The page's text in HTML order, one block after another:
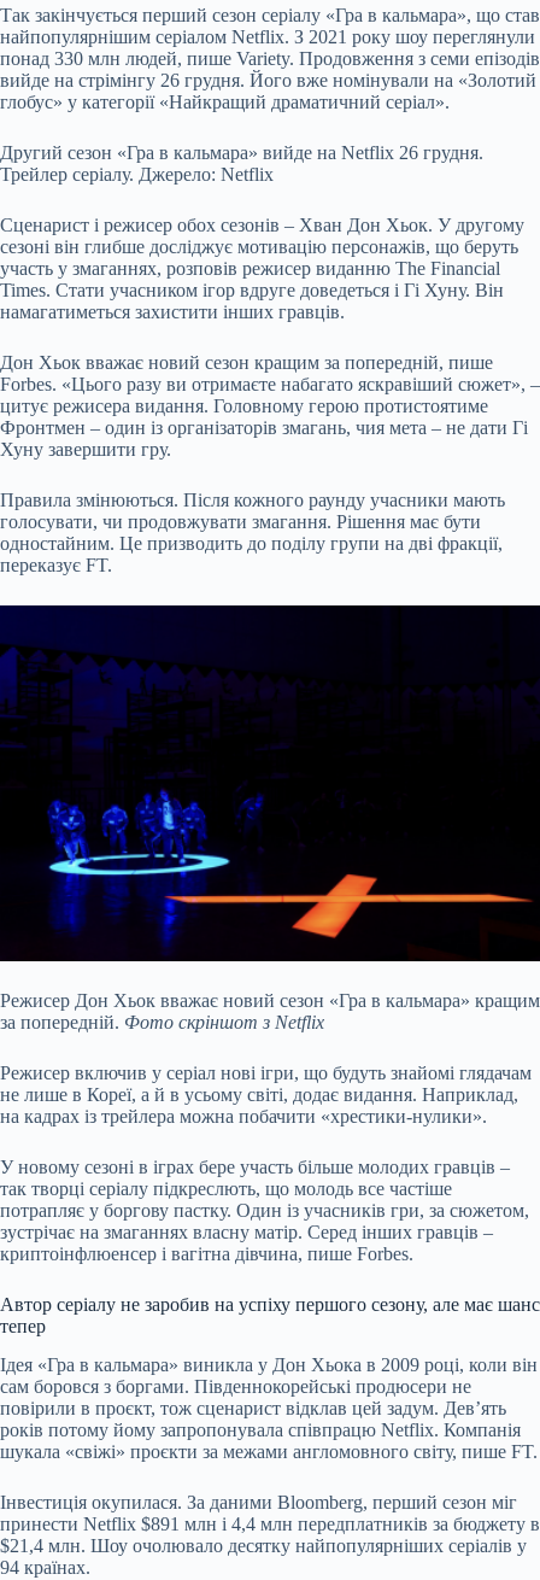
Так закінчується перший сезон серіалу «Гра в кальмара», що став
найпопулярнішим серіалом Netflix. З 2021 року шоу переглянули
понад 330 млн людей, пише Variety. Продовження з семи епізодів
вийде на стрімінгу 26 грудня. Його вже номінували на «Золотий
глобус» у категорії «Найкращий драматичний серіал».
Другий сезон «Гра в кальмара» вийде на Netflix 26 грудня.
Трейлер серіалу. Джерело: Netflix
Сценарист і режисер обох сезонів – Хван Дон Хьок. У другому
сезоні він глибше досліджує мотивацію персонажів, що беруть
участь у змаганнях, розповів режисер виданню The Financial
Times. Стати учасником ігор вдруге доведеться і Гі Хуну. Він
намагатиметься захистити інших гравців.
Дон Хьок вважає новий сезон кращим за попередній, пише
Forbes. «Цього разу ви отримаєте набагато яскравіший сюжет», –
цитує режисера видання. Головному герою протистоятиме
Фронтмен – один із організаторів змагань, чия мета – не дати Гі
Хуну завершити гру.
Правила змінюються. Після кожного раунду учасники мають
голосувати, чи продовжувати змагання. Рішення має бути
одностайним. Це призводить до поділу групи на дві фракції,
переказує FT.
Режисер Дон Хьок вважає новий сезон «Гра в кальмара» кращим
за попередній. Фото скріншот з Netflix
Режисер включив у серіал нові ігри, що будуть знайомі глядачам
не лише в Кореї, а й в усьому світі, додає видання. Наприклад,
на кадрах із трейлера можна побачити «хрестики-нулики».
У новому сезоні в іграх бере участь більше молодих гравців –
так творці серіалу підкреслють, що молодь все частіше
потрапляє у боргову пастку. Один із учасників гри, за сюжетом,
зустрічає на змаганнях власну матір. Серед інших гравців –
криптоінфлюенсер і вагітна дівчина, пише Forbes.
Автор серіалу не заробив на успіху першого сезону, але має шанс
тепер
Ідея «Гра в кальмара» виникла у Дон Хьока в 2009 році, коли він
сам боровся з боргами. Південнокорейські продюсери не
повірили в проєкт, тож сценарист відклав цей задум. Дев’ять
років потому йому запропонувала співпрацю Netflix. Компанія
шукала «свіжі» проєкти за межами англомовного світу, пише FT.
Інвестиція окупилася. За даними Bloomberg, перший сезон міг
принести Netflix $891 млн і 4,4 млн передплатників за бюджету в
$21,4 млн. Шоу очолювало десятку найпопулярніших серіалів у
94 країнах.